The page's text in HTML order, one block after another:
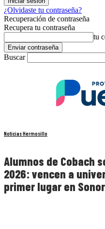
¿Olvidaste tu contraseña?
Recuperación de contraseña
Recupera tu contraseña
tu
Buscar
Noticias Hermosillo
Alumnos de Cobach
2026: vencen a
primer lugar en